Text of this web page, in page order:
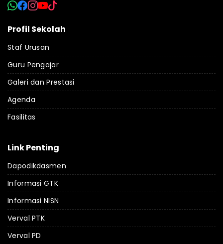
Profil Sekolah
Staf Urusan
Guru Pengajar
Galeri dan Prestasi
Agenda
Fasilitas
Link Penting
Dapodikdasmen
Informasi GTK
Informasi NISN
Verval PTK
Verval PD